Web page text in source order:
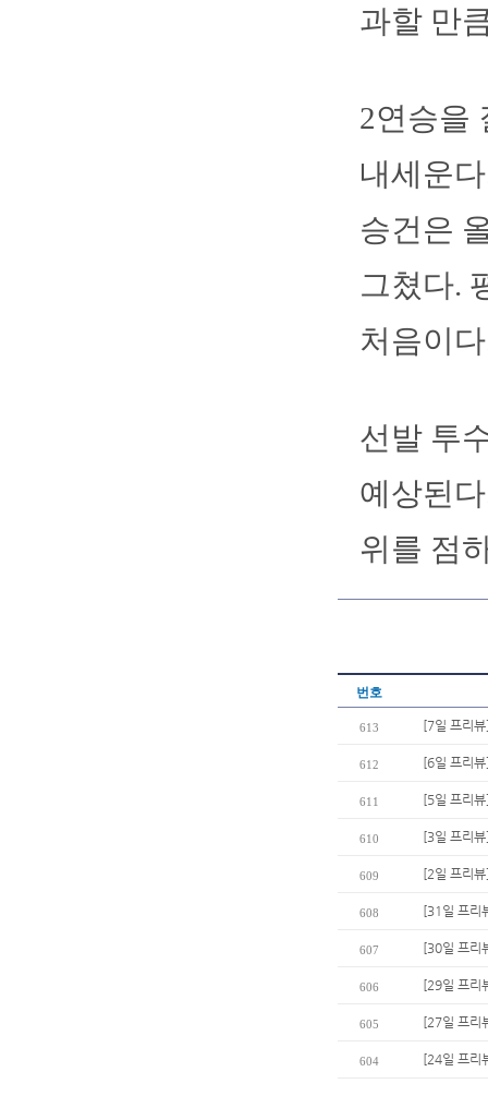
과할 만
2연승을
내세운
승건은
그쳤다.
처음이
선발 투
예상된
위를 점
번호
613 [7일 프리
612 [6일 프리
611 [5일 프리
610 [3일 프리
609 [2일 프리
608 [31일 프리
607 [30일 프리
606 [29일 프리
605 [27일 프리
604 [24일 프리